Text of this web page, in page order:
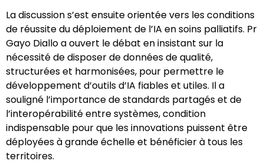
La discussion s’est ensuite orientée vers les conditions
de réussite du déploiement de l’IA en soins palliatifs. Pr
Gayo Diallo a ouvert le débat en insistant sur la
nécessité de disposer de données de qualité,
structurées et harmonisées, pour permettre le
développement d’outils d’IA fiables et utiles. Il a
souligné l’importance de standards partagés et de
l’interopérabilité entre systèmes, condition
indispensable pour que les innovations puissent être
déployées à grande échelle et bénéficier à tous les
territoires.